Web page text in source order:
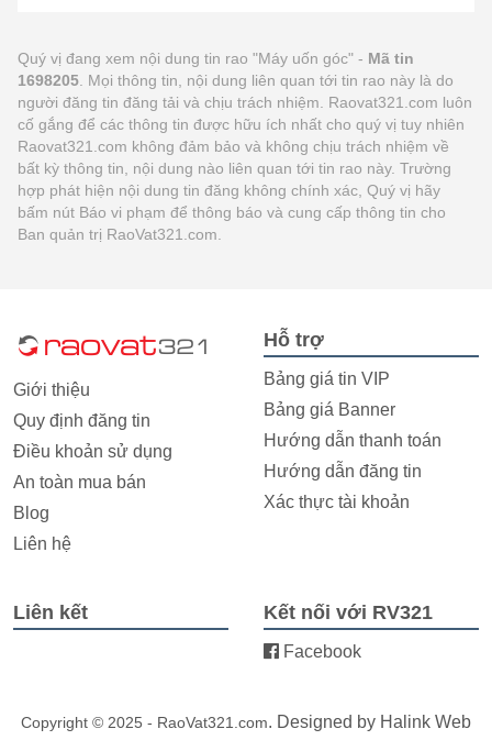
Quý vị đang xem nội dung tin rao "Máy uốn góc" - Mã tin
1698205 . Mọi thông tin, nội dung liên quan tới tin rao này là do
người đăng tin đăng tải và chịu trách nhiệm. Raovat321.com luôn
cố gắng để các thông tin được hữu ích nhất cho quý vị tuy nhiên
Raovat321.com không đảm bảo và không chịu trách nhiệm về
bất kỳ thông tin, nội dung nào liên quan tới tin rao này. Trường
hợp phát hiện nội dung tin đăng không chính xác, Quý vị hãy
bấm nút Báo vi phạm để thông báo và cung cấp thông tin cho
Ban quản trị RaoVat321.com.
Giới thiệu
Quy định đăng tin
Điều khoản sử dụng
An toàn mua bán
Blog
Liên hệ
Hỗ trợ
Bảng giá tin VIP
Bảng giá Banner
Hướng dẫn thanh toán
Hướng dẫn đăng tin
Xác thực tài khoản
Liên kết Kết nối với RV321
Facebook
Copyright © 2025 - RaoVat321.com. Designed by Halink Web